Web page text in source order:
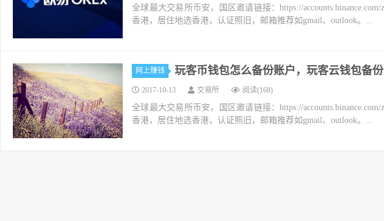
全球最大交易所币安，国区邀请链接：https://
香港，居住地选香港，认证照旧，邮箱推荐如gmail、outlook。...
网上赚钱 玩客币钱包怎么备份账户，玩客云钱包备
2017-10-13 交易所 阅读(168)
全球最大交易所币安，国区邀请链接：https://
香港，居住地选香港，认证照旧，邮箱推荐如gmail、outlook。...